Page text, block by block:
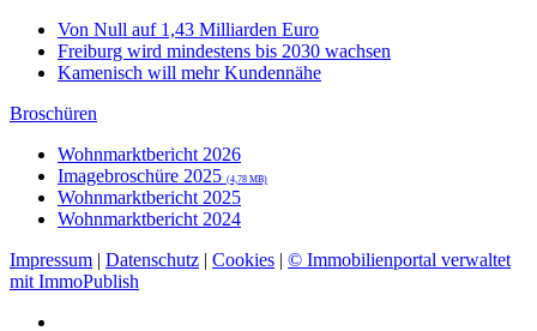
Von Null auf 1,43 Milliarden Euro
Freiburg wird mindestens bis 2030 wachsen
Kamenisch will mehr Kundennähe
Broschüren
Wohnmarktbericht 2026
Imagebroschüre 2025 (4,78 MB)
Wohnmarktbericht 2025
Wohnmarktbericht 2024
Impressum | Datenschutz | Cookies | © Immobilienportal verwaltet
mit ImmoPublish